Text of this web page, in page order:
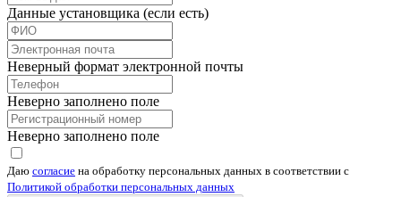
Данные установщика (если есть)
Неверный формат электронной почты
Неверно заполнено поле
Неверно заполнено поле
Даю согласие на обработку персональных данных в соответствии с
Политикой обработки персональных данных